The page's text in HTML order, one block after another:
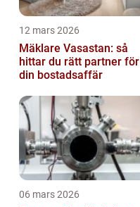
12 mars 2026
Mäklare Vasastan: så
hittar du rätt partner för
din bostadsaffär
06 mars 2026